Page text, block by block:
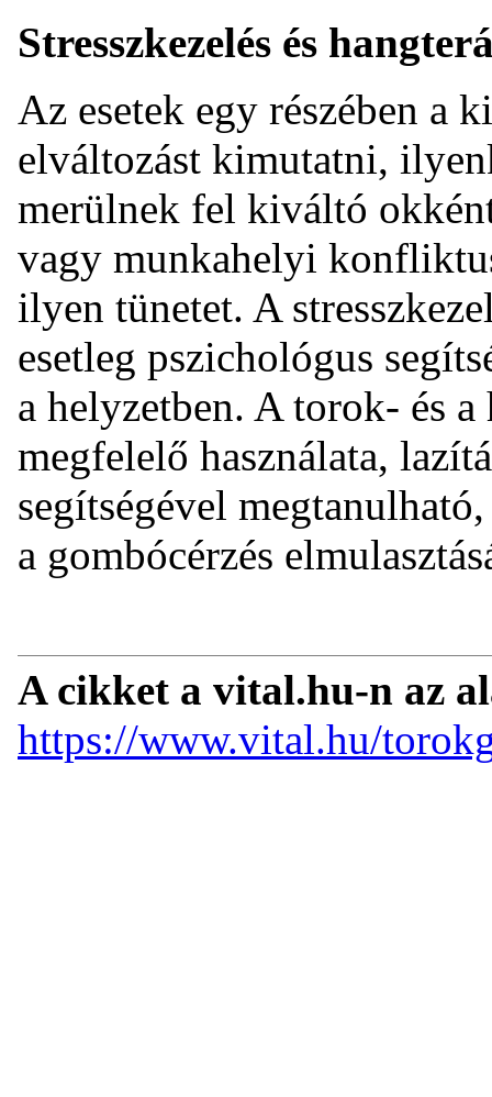
Stresszkezelés és
Az esetek egy részében a
elváltozást kimutatni,
merülnek fel kiváltó
vagy munkahelyi
ilyen tünetet. A
esetleg pszichológus
a helyzetben. A torok- és
megfelelő használata,
segítségével
a gombócérzés
A cikket a vital.hu-n az
https://www.vital.hu/